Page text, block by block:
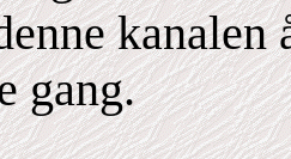
kanalen
gang.